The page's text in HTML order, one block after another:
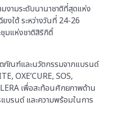
งามระดับนานาชาติที่สุดแห่ง
งใต้ ระหว่างวันที่ 24-26
มแห่งชาติสิริกิติ์
ภัณฑ์และนวัตกรรมจากแบรนด์
OXE’CURE, SOS,
เพื่อสะท้อนศักยภาพด้าน
รนด์ และความพร้อมในการ